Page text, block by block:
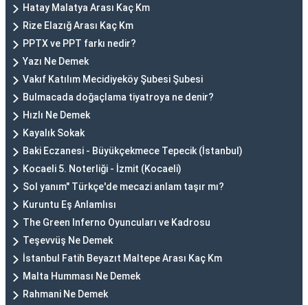
Hatay Malatya Arası Kaç Km
Rize Elazığ Arası Kaç Km
PPTX ve PPT farkı nedir?
Yazı Ne Demek
Vakıf Katılım Mecidiyeköy Şubesi Şubesi
Bulmacada doğaçlama tiyatroya ne denir?
Hızlı Ne Demek
Kayalık Sokak
Baki Eczanesi - Büyükçekmece Tepecik (İstanbul)
Kocaeli 5. Noterliği - İzmit (Kocaeli)
Sol yanım" Türkçe'de mecazi anlam taşır mı?
Kuruntu Eş Anlamlısı
The Green Inferno Oyuncuları ve Kadrosu
Teşevvüş Ne Demek
İstanbul Fatih Beyazıt Maltepe Arası Kaç Km
Malta Humması Ne Demek
Rahmani Ne Demek